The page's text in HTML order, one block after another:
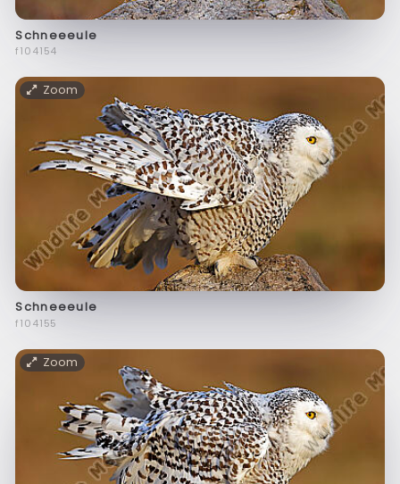
Schneeeule
f104154
Zoom
Schneeeule
f104155
Zoom